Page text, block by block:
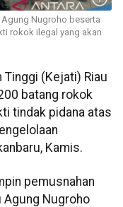
Agung Nugroho beserta
rokok ilegal yang akan
Tinggi (Kejati) Riau
batang rokok
tindak pidana atas
Kamis.
pemusnahan
Agung Nugroho